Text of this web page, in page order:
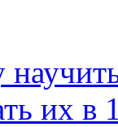
их в